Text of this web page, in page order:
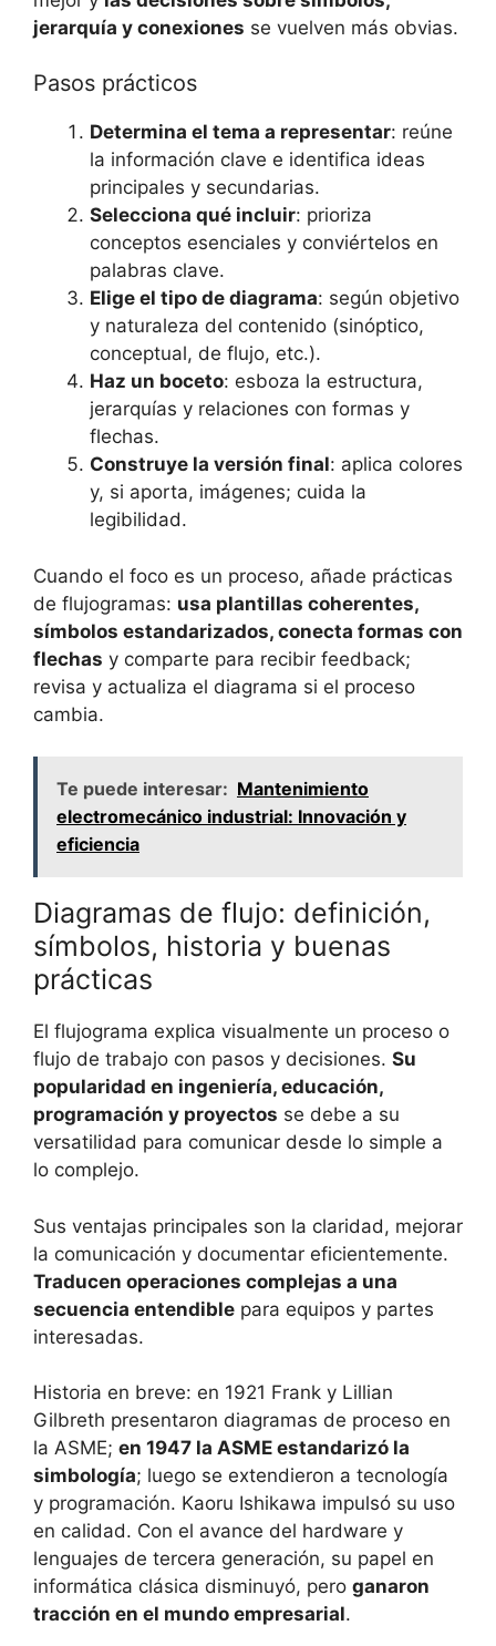
jerarquía y conexiones se vuelven más obvias.
Pasos prácticos
Determina el tema a representar: reúne
la información clave e identifica ideas
principales y secundarias.
Selecciona qué incluir: prioriza
conceptos esenciales y conviértelos en
palabras clave.
Elige el tipo de diagrama: según objetivo
y naturaleza del contenido (sinóptico,
conceptual, de flujo, etc.).
Haz un boceto: esboza la estructura,
jerarquías y relaciones con formas y
flechas.
Construye la versión final: aplica colores
y, si aporta, imágenes; cuida la
legibilidad.
Cuando el foco es un proceso, añade prácticas
de flujogramas: usa plantillas coherentes,
símbolos estandarizados, conecta formas con
flechas y comparte para recibir feedback;
revisa y actualiza el diagrama si el proceso
cambia.
Te puede interesar: Mantenimiento
electromecánico industrial: Innovación y
eficiencia
Diagramas de flujo: definición,
símbolos, historia y buenas
prácticas
El flujograma explica visualmente un proceso o
flujo de trabajo con pasos y decisiones. Su
popularidad en ingeniería, educación,
programación y proyectos se debe a su
versatilidad para comunicar desde lo simple a
lo complejo.
Sus ventajas principales son la claridad, mejorar
la comunicación y documentar eficientemente.
Traducen operaciones complejas a una
secuencia entendible para equipos y partes
interesadas.
Historia en breve: en 1921 Frank y Lillian
Gilbreth presentaron diagramas de proceso en
la ASME; en 1947 la ASME estandarizó la
simbología; luego se extendieron a tecnología
y programación. Kaoru Ishikawa impulsó su uso
en calidad. Con el avance del hardware y
lenguajes de tercera generación, su papel en
informática clásica disminuyó, pero ganaron
tracción en el mundo empresarial.